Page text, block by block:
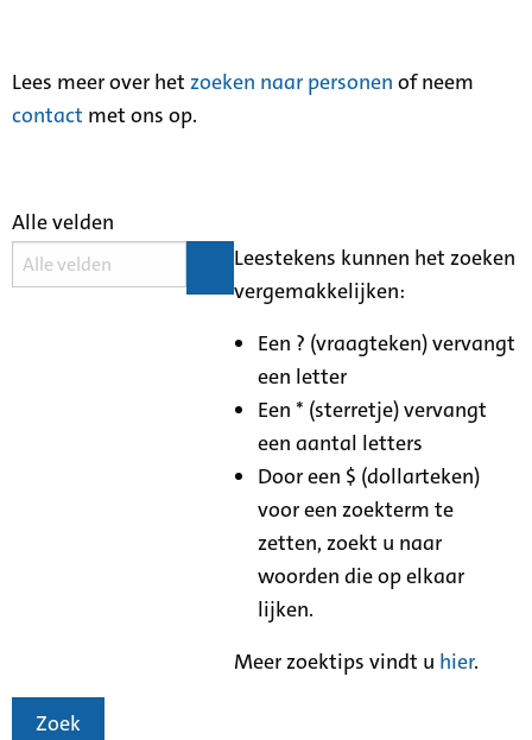
Lees meer over het zoeken naar personen of neem
contact met ons op.
Alle velden
Leestekens kunnen het zoeken
vergemakkelijken:
Een ? (vraagteken) vervangt
een letter
Een * (sterretje) vervangt
een aantal letters
Door een $ (dollarteken)
voor een zoekterm te
zetten, zoekt u naar
woorden die op elkaar
lijken.
Meer zoektips vindt u hier.
Zoek